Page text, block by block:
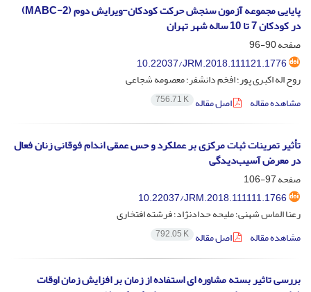
پایایی مجموعه آزمون سنجش حرکت کودکان-ویرایش دوم (MABC-2)
در کودکان 7 تا 10 ساله شهر تهران
صفحه90-96
10.22037/JRM.2018.111121.1776
روح اله اکبری پور؛ افخم دانشفر؛ معصومه شجاعی
مشاهده مقاله
اصل مقاله 756.71 K
تأثیر تمرینات ثبات مرکزی بر عملکرد و حس عمقی اندام فوقانی زنان فعال
در معرض آسیب‌دیدگی
صفحه97-106
10.22037/JRM.2018.111111.1766
رعنا الماس شهنی؛ ملیحه حدادنژاد؛ فرشته افتخاری
مشاهده مقاله
اصل مقاله 792.05 K
بررسی تاثیر بسته مشاوره ای استفاده از زمان بر افزایش زمان اوقات